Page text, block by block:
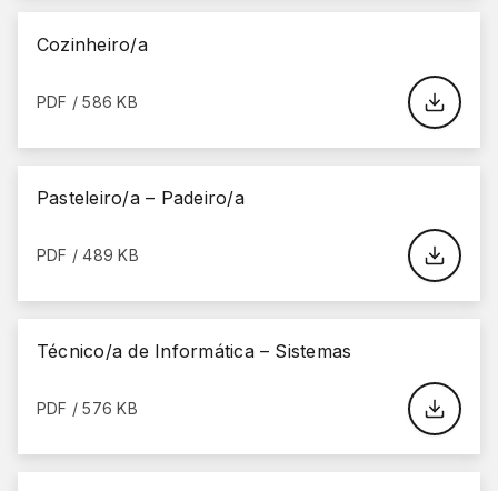
Cozinheiro/a
PDF / 586 KB
Pasteleiro/a – Padeiro/a
PDF / 489 KB
Técnico/a de Informática – Sistemas
PDF / 576 KB